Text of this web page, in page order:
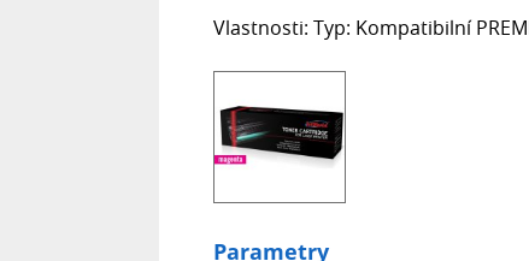
Vlastnosti: Typ: Kompatibilní
Parametry